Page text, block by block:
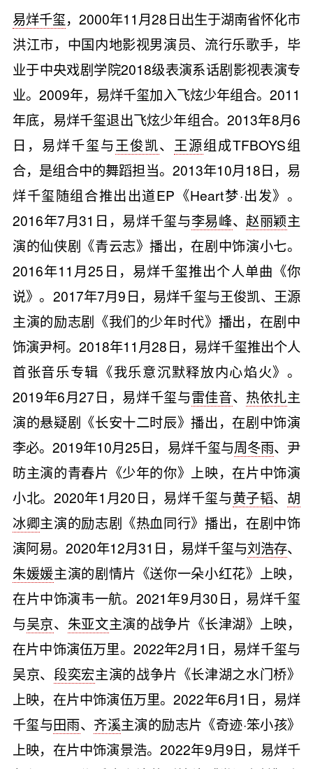
易烊千玺，2000年11月28日出生于湖南省怀化市
洪江市，中国内地影视男演员、流行乐歌手，毕
业于中央戏剧学院2018级表演系话剧影视表演专
业。2009年，易烊千玺加入飞炫少年组合。2011
年底，易烊千玺退出飞炫少年组合。2013年8月6
日，易烊千玺与王俊凯、 王源组成TFBOYS组
合，是组合中的舞蹈担当。2013年10月18日，易
烊千玺随组合推出出道EP《Heart梦·出发》。
2016年7月31日，易烊千玺与李易峰、 赵丽颖主
演的仙侠剧《青云志》播出，在剧中饰演小七。
2016年11月25日，易烊千玺推出个人单曲《你
说》。2017年7月9日，易烊千玺与王俊凯、王源
主演的励志剧《我们的少年时代》播出，在剧中
饰演尹柯。2018年11月28日，易烊千玺推出个人
首张音乐专辑《我乐意沉默释放内心焰火》。
2019年6月27日，易烊千玺与雷佳音、 热依扎主
演的悬疑剧《长安十二时辰》播出，在剧中饰演
李必。2019年10月25日，易烊千玺与周冬雨、尹
昉主演的青春片《少年的你》上映，在片中饰演
小北。2020年1月20日，易烊千玺与黄子韬、 胡
冰卿主演的励志剧《热血同行》播出，在剧中饰
演阿易。2020年12月31日，易烊千玺与刘浩存、
朱媛媛主演的剧情片《送你一朵小红花》上映，
在片中饰演韦一航。2021年9月30日，易烊千玺
与吴京、 朱亚文主演的战争片《长津湖》上映，
在片中饰演伍万里。2022年2月1日，易烊千玺与
吴京、 段奕宏主演的战争片《长津湖之水门桥》
上映，在片中饰演伍万里。2022年6月1日，易烊
千玺与田雨、 齐溪主演的励志片《奇迹·笨小孩》
上映，在片中饰演景浩。2022年9月9日，易烊千